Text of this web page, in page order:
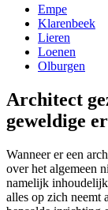
Empe
Klarenbeek
Lieren
Loenen
Olburgen
Architect
geweldige
Wanneer er een
over het algemeen
namelijk
alles op zich neemt